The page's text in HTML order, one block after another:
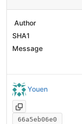
Author
SHA1
Message
Youen
66a5eb06e0